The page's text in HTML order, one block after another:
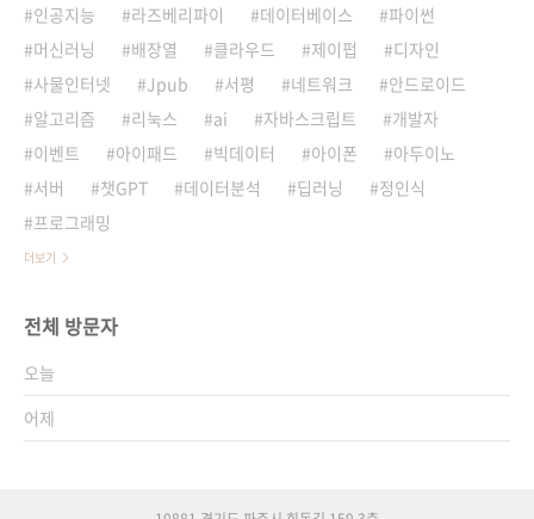
인공지능 라즈베리파이 데이터베이스
파이썬
머신러닝
배장열 클라우드 제이펍
디자인
사물인터넷
Jpub 서평 네트워크
안드로이드
알고리즘
리눅스 ai 자바스크립트
개발자
이벤트
아이패드 빅데이터 아이폰
아두이노
서버
챗GPT 데이터분석 딥러닝
정인식
프로그래밍
더보기
전체 방문자
오늘
어제